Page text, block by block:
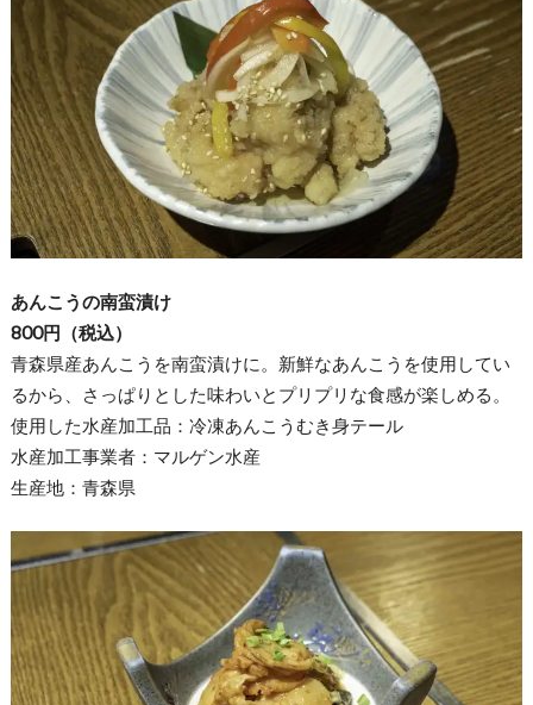
あんこうの南蛮漬け
800円（税込）
青森県産あんこうを南蛮漬けに。新鮮なあんこうを使用してい
るから、さっぱりとした味わいとプリプリな食感が楽しめる。
使用した水産加工品：冷凍あんこうむき身テール
水産加工事業者：マルゲン水産
生産地：青森県